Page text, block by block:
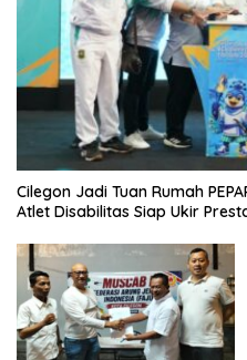
Cilegon Jadi Tuan Rumah
Atlet Disabilitas Siap Ukir